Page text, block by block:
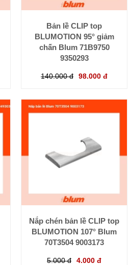
Bản lề CLIP top
BLUMOTION 95° giảm
chấn Blum 71B9750
9350293
140.000 đ 98.000 đ
Nắp chén bản lề CLIP top
BLUMOTION 107° Blum
70T3504 9003173
5.000 đ 4.000 đ